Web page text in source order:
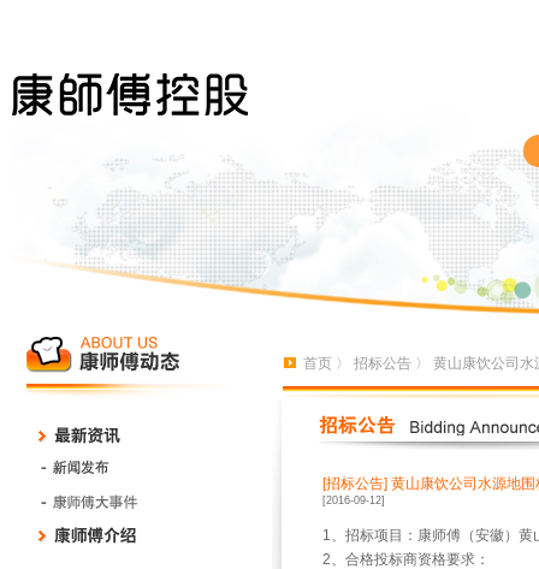
首页 〉 招标公告 〉 黄山康饮公司
[招标公告] 黄山康饮公司水源地
[2016-09-12]
1、招标项目：康师傅（安徽）
2、合格投标商资格要求：